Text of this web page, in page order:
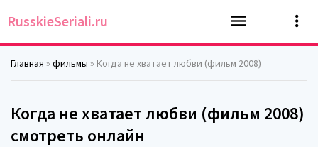
RusskieSeriali.ru
Главная » фильмы » Когда не хватает любви (фильм 2008)
Когда не хватает любви (фильм 2008)
смотреть онлайн